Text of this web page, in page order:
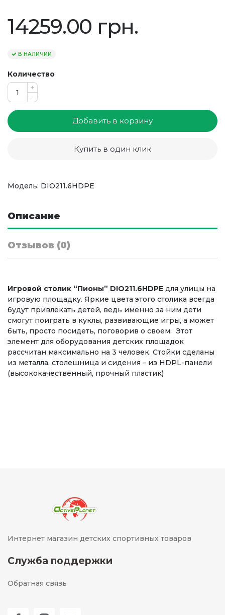
14259.00 грн.
В НАЛИЧИИ
Количество
+
-
Добавить в корзину
Купить в один клик
Модель: DIO211.6HDPE
Описание
Отзывов (0)
Игровой столик “Пионы” DIO211.6HDPE для улицы на
игровую площадку. Яркие цвета этого столика всегда
будут привлекать детей, ведь именно за ним дети
смогут поиграть в куклы, развивающие игры, а может
быть, просто посидеть, поговорив о своем. Этот
элемент для оборудования детских площадок
рассчитан максимально на 3 человек. Стойки сделаны
из металла, столешница и сидения – из HDPL-панели
(высококачественный, прочный пластик)
Интернет магазин детских спортивных товаров
Служба поддержки
Обратная связь